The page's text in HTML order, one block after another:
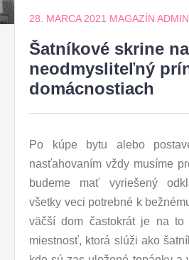
28. MARCA 2021 MAGAZÍN ADMIN
Šatníkové skrine
neodmysliteľný
domácnostiach
Po kúpe bytu alebo
nasťahovaním vždy musíme
budeme mať vyriešený
všetky veci potrebné k
väčší dom častokrát je na to
miestnosť, ktorá slúži ako